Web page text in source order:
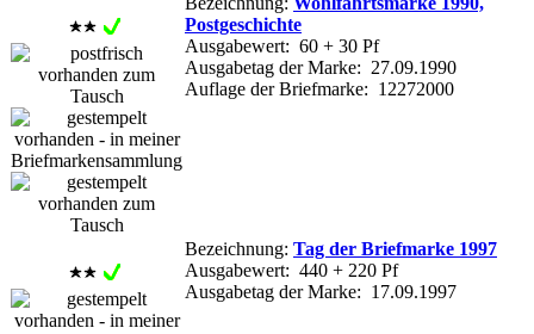
Postgeschichte
Ausgabewert: 60 + 30 Pf
Ausgabetag der Marke: 27.09.1990
Auflage der Briefmarke: 12272000
Bezeichnung: Tag der Briefmarke 1997
Ausgabewert: 440 + 220 Pf
Ausgabetag der Marke: 17.09.1997